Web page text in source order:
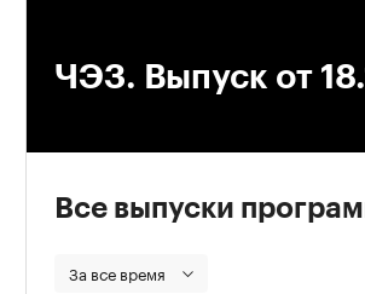
ЧЭЗ. Выпуск от
Все выпуски
За все время